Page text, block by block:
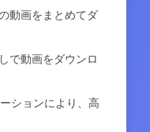
動画をまとめてダ
で動画をダウンロ
ションにより、高